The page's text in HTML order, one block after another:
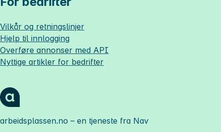
Vilkår og retningslinjer
Hjelp til innlogging
Overføre annonser med API
Nyttige artikler for bedrifter
arbeidsplassen.no – en tjeneste fra Nav